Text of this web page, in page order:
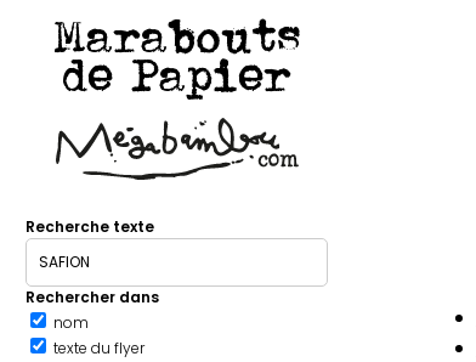
Marabouts
de Papier
Recherche texte
Rechercher dans
nom
texte du flyer